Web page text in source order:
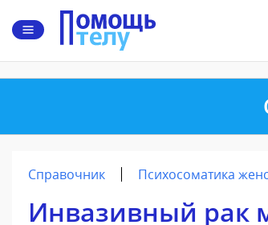
Справочник Психосоматика
Инвазивный рак